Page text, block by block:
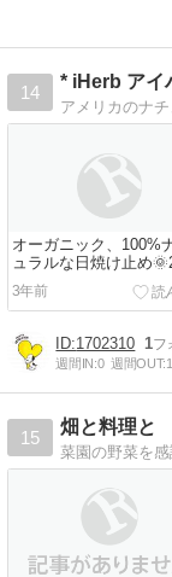
14
* iHerb アイ
オーガニック、100%
ュラルな日焼け止め
3年前
1702310 1
週間IN:0 週間OUT:
15
畑と料理と